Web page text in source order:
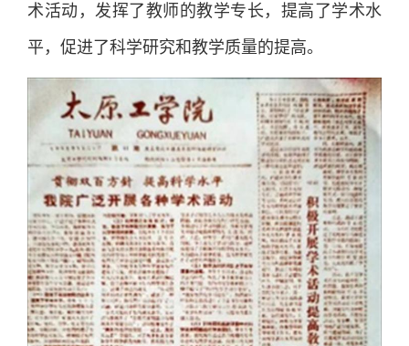
术活动，发挥了教师的教学专长，提高了学术水
平，促进了科学研究和教学质量的提高。